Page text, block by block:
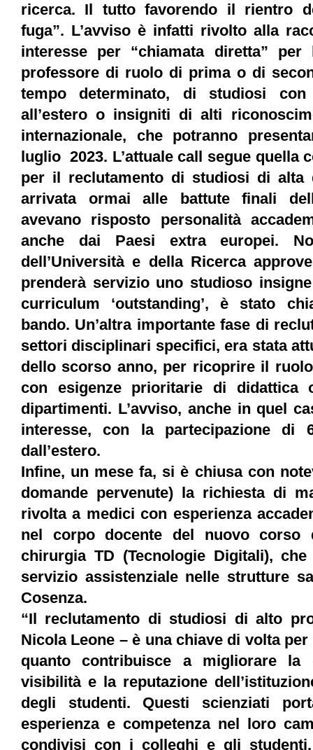
ricerca. Il tutto favorendo il rientro
fuga”. L’avviso è infatti rivolto alla
interesse per “chiamata diretta”
professore di ruolo di prima o di
tempo determinato, di studiosi con
all’estero o insigniti di alti
internazionale, che potranno
luglio 2023. L’attuale call segue quella
per il reclutamento di studiosi di alta
arrivata ormai alle battute finali
avevano risposto personalità
anche dai Paesi extra europei.
dell’Università e della Ricerca
prenderà servizio uno studioso
curriculum ‘outstanding’, è stato
bando. Un’altra importante fase di
settori disciplinari specifici, era stata
dello scorso anno, per ricoprire il
con esigenze prioritarie di
dipartimenti. L’avviso, anche in quel
interesse, con la partecipazione di
dall’estero.
Infine, un mese fa, si è chiusa con
domande pervenute) la richiesta di
rivolta a medici con esperienza
nel corpo docente del nuovo corso
chirurgia TD (Tecnologie Digitali),
servizio assistenziale nelle strutture
Cosenza.
“Il reclutamento di studiosi di alto
Nicola Leone – è una chiave di volta
quanto contribuisce a migliorare
visibilità e la reputazione
degli studenti. Questi scienziati
esperienza e competenza nel loro
condivisi con i colleghi e gli